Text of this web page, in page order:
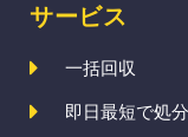
サービス
一括回収
即日最短で処分